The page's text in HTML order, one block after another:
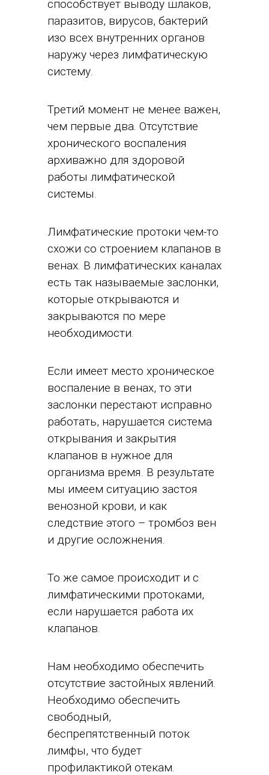
способствует выводу шлаков,
паразитов, вирусов, бактерий
изо всех внутренних органов
наружу через лимфатическую
систему.
Третий момент не менее важен,
чем первые два. Отсутствие
хронического воспаления
архиважно для здоровой
работы лимфатической
системы.
Лимфатические протоки чем-то
схожи со строением клапанов в
венах. В лимфатических каналах
есть так называемые заслонки,
которые открываются и
закрываются по мере
необходимости.
Если имеет место хроническое
воспаление в венах, то эти
заслонки перестают исправно
работать, нарушается система
открывания и закрытия
клапанов в нужное для
организма время. В результате
мы имеем ситуацию застоя
венозной крови, и как
следствие этого – тромбоз вен
и другие осложнения.
То же самое происходит и с
лимфатическими протоками,
если нарушается работа их
клапанов.
Нам необходимо обеспечить
отсутствие застойных явлений.
Необходимо обеспечить
свободный,
беспрепятственный поток
лимфы, что будет
профилактикой отекам.